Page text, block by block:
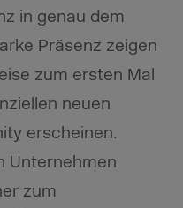
in genau dem
Präsenz zeigen
zum ersten Mal
neuen
erscheinen.
Unternehmen
zum